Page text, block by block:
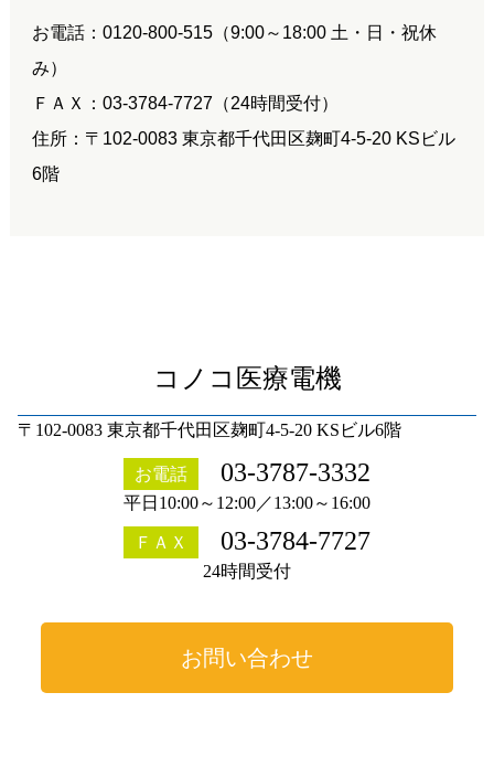
お電話：0120-800-515（9:00～18:00 土・日・祝休
み）
ＦＡＸ：03-3784-7727（24時間受付）
住所：〒102-0083 東京都千代田区麹町4-5-20 KSビル
6階
コノコ医療電機
〒102-0083 東京都千代田区麹町4-5-20 KSビル6階
お電話 03-3787-3332
平日10:00～12:00／13:00～16:00
ＦＡＸ 03-3784-7727
24時間受付
お問い合わせ